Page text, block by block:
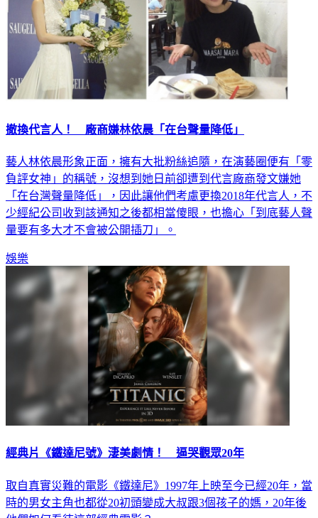
撤換代言人！ 廠商嫌林依晨「在台聲量降低」
藝人林依晨形象正面，擁有大批粉絲追隨，在演藝圈便有「零
負評女神」的稱號，沒想到她日前卻遭到代言廠商發文嫌她
「在台灣聲量降低」，因此讓他們考慮更換2018年代言人，不
少經紀公司收到該通知之後都相當傻眼，也擔心「到底藝人聲
量要有多大才不會被公開插刀」。
娛樂
經典片《鐵達尼號》淒美劇情！ 逼哭觀眾20年
取自真實災難的電影《鐵達尼》1997年上映至今已經20年，當
時的男女主角也都從20初頭變成大叔跟3個孩子的媽，20年後